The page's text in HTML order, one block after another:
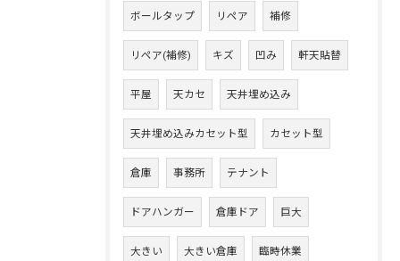
ボールタップ リペア 補修
リペア(補修) キズ 凹み 軒天貼替
平屋 天カセ 天井埋め込み
天井埋め込みカセット型 カセット型
倉庫 事務所 テナント
ドアハンガー 倉庫ドア 巨大
大きい 大きい倉庫 臨時休業